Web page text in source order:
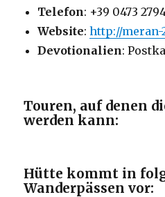
Telefon: +39 0473
Website:http://
Devotionalien:
Touren, auf denen
werden kann:
Hütte kommt in
Wanderpässen vor: